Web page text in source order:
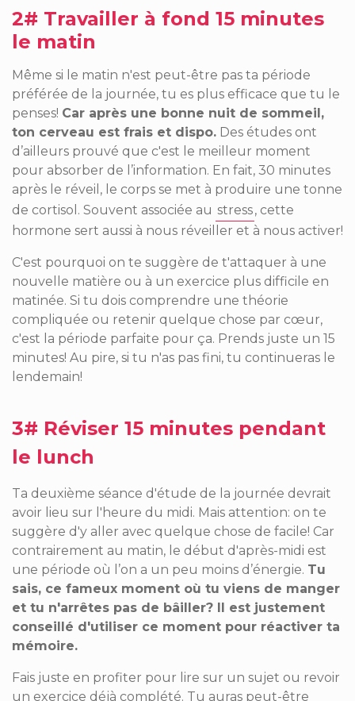
2# Travailler à fond 15 minutes
le matin
Même si le matin n'est peut-être pas ta période
préférée de la journée, tu es plus efficace que tu le
penses! Car après une bonne nuit de sommeil,
ton cerveau est frais et dispo. Des études ont
d’ailleurs prouvé que c'est le meilleur moment
pour absorber de l’information. En fait, 30 minutes
après le réveil, le corps se met à produire une tonne
de cortisol. Souvent associée au stress, cette
hormone sert aussi à nous réveiller et à nous activer!
C'est pourquoi on te suggère de t'attaquer à une
nouvelle matière ou à un exercice plus difficile en
matinée. Si tu dois comprendre une théorie
compliquée ou retenir quelque chose par cœur,
c'est la période parfaite pour ça. Prends juste un 15
minutes! Au pire, si tu n'as pas fini, tu continueras le
lendemain!
3# Réviser 15 minutes pendant
le lunch
Ta deuxième séance d'étude de la journée devrait
avoir lieu sur l'heure du midi. Mais attention: on te
suggère d'y aller avec quelque chose de facile! Car
contrairement au matin, le début d'après-midi est
une période où l’on a un peu moins d’énergie. Tu
sais, ce fameux moment où tu viens de manger
et tu n'arrêtes pas de bâiller? Il est justement
conseillé d'utiliser ce moment pour réactiver ta
mémoire.
Fais juste en profiter pour lire sur un sujet ou revoir
un exercice déjà complété. Tu auras peut-être